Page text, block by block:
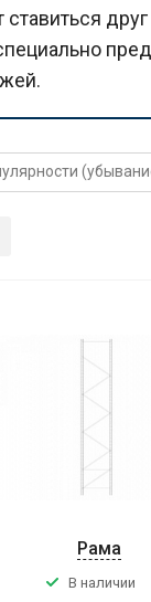
Рама
В наличии